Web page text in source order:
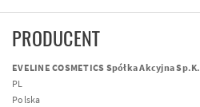
PRODUCENT
EVELINE COSMETICS Spółka Akcyjna Sp.K.
PL
Polska